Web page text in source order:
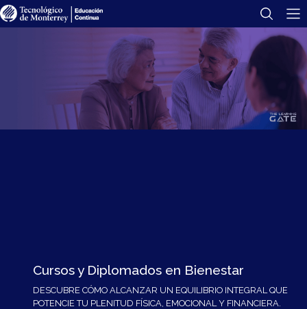
Cursos y Diplomados en Bienestar
DESCUBRE CÓMO ALCANZAR UN EQUILIBRIO INTEGRAL QUE
POTENCIE TU PLENITUD FÍSICA, EMOCIONAL Y FINANCIERA.